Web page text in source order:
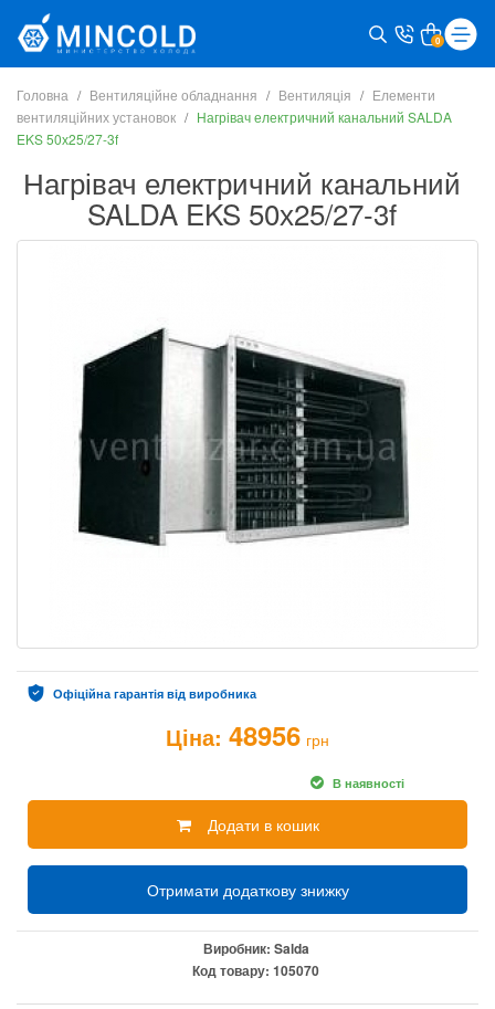
0
Головна Вентиляційне обладнання Вентиляція
Елементи
вентиляційних установок
Нагрівач електричний канальний SALDA
EKS 50х25/27-3f
Нагрівач електричний канальний
SALDA EKS 50х25/27-3f
Офіційна гарантія від виробника
Ціна: 48956 грн
В наявності
Додати в кошик
Отримати додаткову знижку
Виробник: Salda
Код товару: 105070